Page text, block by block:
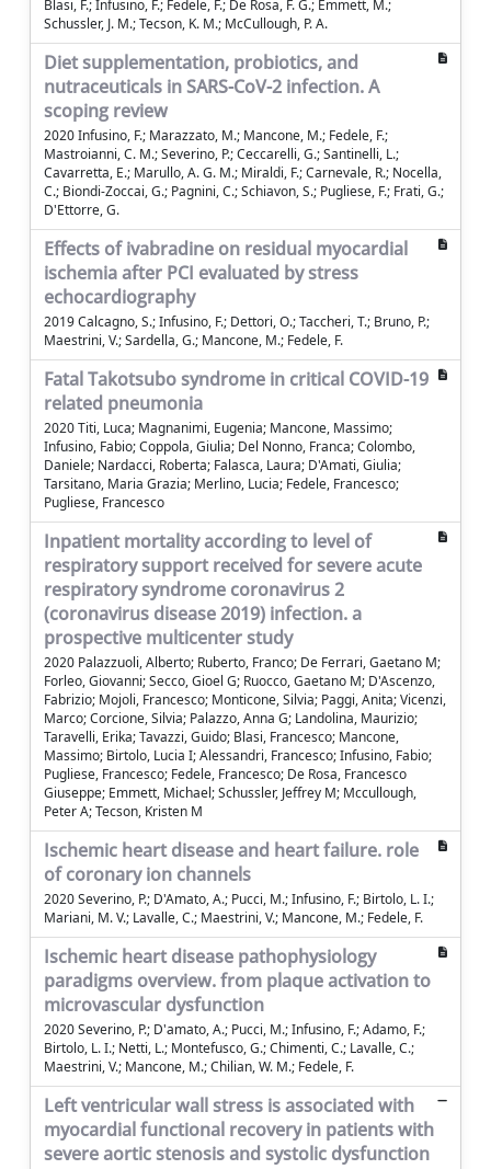
Blasi, F.; Infusino, F.; Fedele, F.; De Rosa, F. G.; Emmett, M.;
Schussler, J. M.; Tecson, K. M.; McCullough, P. A.
Diet supplementation, probiotics, and
nutraceuticals in SARS-CoV-2 infection. A
scoping review
2020 Infusino, F.; Marazzato, M.; Mancone, M.; Fedele, F.;
Mastroianni, C. M.; Severino, P.; Ceccarelli, G.; Santinelli, L.;
Cavarretta, E.; Marullo, A. G. M.; Miraldi, F.; Carnevale, R.; Nocella,
C.; Biondi-Zoccai, G.; Pagnini, C.; Schiavon, S.; Pugliese, F.; Frati, G.;
D'Ettorre, G.
Effects of ivabradine on residual myocardial
ischemia after PCI evaluated by stress
echocardiography
2019 Calcagno, S.; Infusino, F.; Dettori, O.; Taccheri, T.; Bruno, P.;
Maestrini, V.; Sardella, G.; Mancone, M.; Fedele, F.
Fatal Takotsubo syndrome in critical COVID-19
related pneumonia
2020 Titi, Luca; Magnanimi, Eugenia; Mancone, Massimo;
Infusino, Fabio; Coppola, Giulia; Del Nonno, Franca; Colombo,
Daniele; Nardacci, Roberta; Falasca, Laura; D'Amati, Giulia;
Tarsitano, Maria Grazia; Merlino, Lucia; Fedele, Francesco;
Pugliese, Francesco
Inpatient mortality according to level of
respiratory support received for severe acute
respiratory syndrome coronavirus 2
(coronavirus disease 2019) infection. a
prospective multicenter study
2020 Palazzuoli, Alberto; Ruberto, Franco; De Ferrari, Gaetano M;
Forleo, Giovanni; Secco, Gioel G; Ruocco, Gaetano M; D'Ascenzo,
Fabrizio; Mojoli, Francesco; Monticone, Silvia; Paggi, Anita; Vicenzi,
Marco; Corcione, Silvia; Palazzo, Anna G; Landolina, Maurizio;
Taravelli, Erika; Tavazzi, Guido; Blasi, Francesco; Mancone,
Massimo; Birtolo, Lucia I; Alessandri, Francesco; Infusino, Fabio;
Pugliese, Francesco; Fedele, Francesco; De Rosa, Francesco
Giuseppe; Emmett, Michael; Schussler, Jeffrey M; Mccullough,
Peter A; Tecson, Kristen M
Ischemic heart disease and heart failure. role
of coronary ion channels
2020 Severino, P.; D'Amato, A.; Pucci, M.; Infusino, F.; Birtolo, L. I.;
Mariani, M. V.; Lavalle, C.; Maestrini, V.; Mancone, M.; Fedele, F.
Ischemic heart disease pathophysiology
paradigms overview. from plaque activation to
microvascular dysfunction
2020 Severino, P.; D'amato, A.; Pucci, M.; Infusino, F.; Adamo, F.;
Birtolo, L. I.; Netti, L.; Montefusco, G.; Chimenti, C.; Lavalle, C.;
Maestrini, V.; Mancone, M.; Chilian, W. M.; Fedele, F.
Left ventricular wall stress is associated with
myocardial functional recovery in patients with
severe aortic stenosis and systolic dysfunction